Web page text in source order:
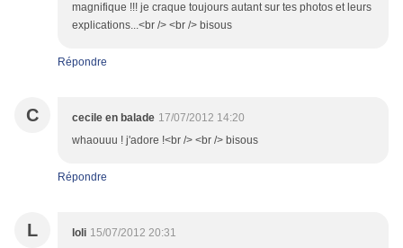
magnifique !!! je craque toujours autant sur tes photos et leurs
explications...<br /> <br /> bisous
Répondre
C cecile en balade 17/07/2012 14:20
whaouuu ! j'adore !<br /> <br /> bisous
Répondre
L loli 15/07/2012 20:31